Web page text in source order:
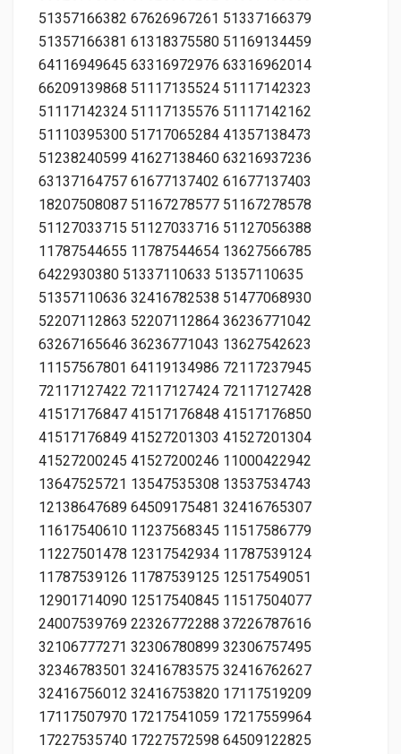
51357166382 67626967261 51337166379
51357166381 61318375580 51169134459
64116949645 63316972976 63316962014
66209139868 51117135524 51117142323
51117142324 51117135576 51117142162
51110395300 51717065284 41357138473
51238240599 41627138460 63216937236
63137164757 61677137402 61677137403
18207508087 51167278577 51167278578
51127033715 51127033716 51127056388
11787544655 11787544654 13627566785
6422930380 51337110633 51357110635
51357110636 32416782538 51477068930
52207112863 52207112864 36236771042
63267165646 36236771043 13627542623
11157567801 64119134986 72117237945
72117127422 72117127424 72117127428
41517176847 41517176848 41517176850
41517176849 41527201303 41527201304
41527200245 41527200246 11000422942
13647525721 13547535308 13537534743
12138647689 64509175481 32416765307
11617540610 11237568345 11517586779
11227501478 12317542934 11787539124
11787539126 11787539125 12517549051
12901714090 12517540845 11517504077
24007539769 22326772288 37226787616
32106777271 32306780899 32306757495
32346783501 32416783575 32416762627
32416756012 32416753820 17117519209
17117507970 17217541059 17217559964
17227535740 17227572598 64509122825